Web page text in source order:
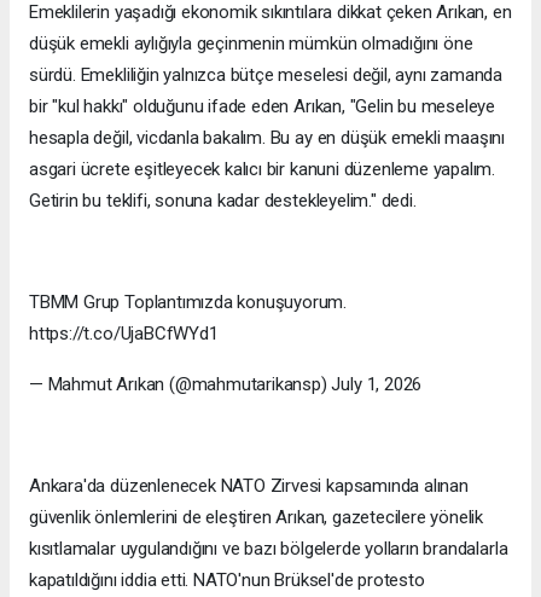
Emeklilerin yaşadığı ekonomik sıkıntılara dikkat çeken Arıkan, en
düşük emekli aylığıyla geçinmenin mümkün olmadığını öne
sürdü. Emekliliğin yalnızca bütçe meselesi değil, aynı zamanda
bir "kul hakkı" olduğunu ifade eden Arıkan, "Gelin bu meseleye
hesapla değil, vicdanla bakalım. Bu ay en düşük emekli maaşını
asgari ücrete eşitleyecek kalıcı bir kanuni düzenleme yapalım.
Getirin bu teklifi, sonuna kadar destekleyelim." dedi.
TBMM Grup Toplantımızda konuşuyorum.
https://t.co/UjaBCfWYd1
— Mahmut Arıkan (@mahmutarikansp) July 1, 2026
Ankara'da düzenlenecek NATO Zirvesi kapsamında alınan
güvenlik önlemlerini de eleştiren Arıkan, gazetecilere yönelik
kısıtlamalar uygulandığını ve bazı bölgelerde yolların brandalarla
kapatıldığını iddia etti. NATO'nun Brüksel'de protesto